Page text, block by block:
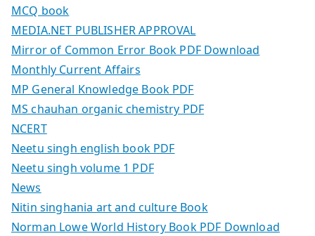
MCQ book
MEDIA.NET PUBLISHER APPROVAL
Mirror of Common Error Book PDF Download
Monthly Current Affairs
MP General Knowledge Book PDF
MS chauhan organic chemistry PDF
NCERT
Neetu singh english book PDF
Neetu singh volume 1 PDF
News
Nitin singhania art and culture Book
Norman Lowe World History Book PDF Download